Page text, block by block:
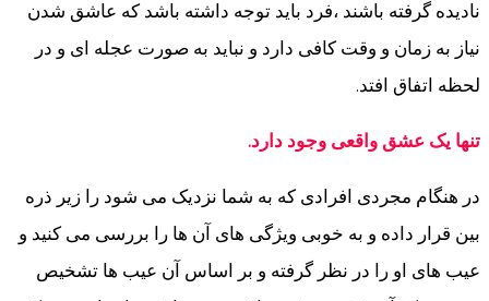
نادیده گرفته باشند ،فرد باید توجه داشته باشد که عاشق شدن
نیاز به زمان و وقت کافی دارد و نباید به صورت عجله ای و در
لحظه اتفاق افتد.
تنها یک عشق واقعی وجود دارد.
در هنگام مجردی افرادی که به شما نزدیک می شود را زیر ذره
بین قرار داده و به خوبی ویژگی های آن ها را بررسی می کنید و
عیب های او را در نظر گرفته و بر اساس آن عیب ها تشخیص